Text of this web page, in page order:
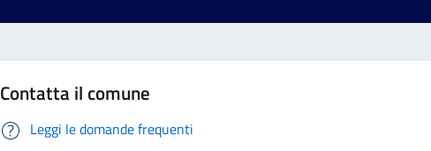
Contatta il comune
Leggi le domande frequenti